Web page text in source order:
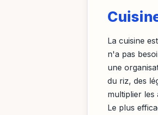
La cuisine
n'a pas
une
du riz, des
multiplier les
Le plus